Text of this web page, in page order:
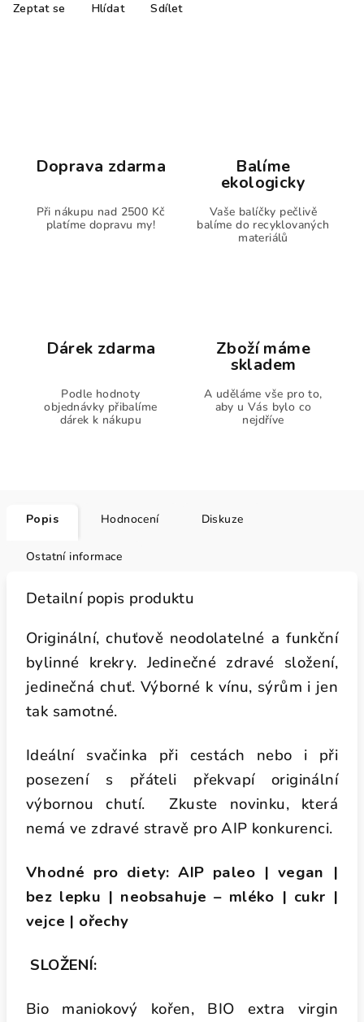
Zeptat se Hlídat Sdílet
Doprava zdarma
Při nákupu nad 2500 Kč
platíme dopravu my!
Balíme
ekologicky
Vaše balíčky pečlivě
balíme do recyklovaných
materiálů
Dárek zdarma
Podle hodnoty
objednávky přibalíme
dárek k nákupu
Zboží máme
skladem
A uděláme vše pro to,
aby u Vás bylo co
nejdříve
Popis Hodnocení Diskuze
Ostatní informace
Detailní popis produktu
Originální, chuťově neodolatelné a funkční
bylinné krekry. Jedinečné zdravé složení,
jedinečná chuť. Výborné k vínu, sýrům i jen
tak samotné.
Ideální svačinka při cestách nebo i při
posezení s přáteli překvapí originální
výbornou chutí. Zkuste novinku, která
nemá ve zdravé stravě pro AIP konkurenci.
Vhodné pro diety: AIP paleo | vegan |
bez lepku | neobsahuje – mléko | cukr |
vejce | ořechy
SLOŽENÍ:
Bio maniokový kořen, BIO extra virgin